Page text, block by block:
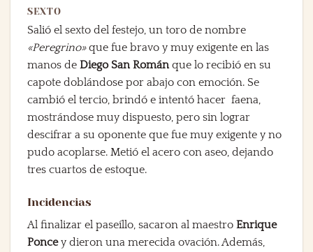
SEXTO
Salió el sexto del festejo, un toro de nombre
«Peregrino»que fue bravo y muy exigente en las
manos de Diego San Románque lo recibió en su
capote doblándose por abajo con emoción. Se
cambió el tercio, brindó e intentó hacer faena,
mostrándose muy dispuesto, pero sin lograr
descifrar a su oponente que fue muy exigente y no
pudo acoplarse. Metió el acero con aseo, dejando
tres cuartos de estoque.
Incidencias
Al finalizar el paseíllo, sacaron al maestro Enrique
Poncey dieron una merecida ovación. Además,